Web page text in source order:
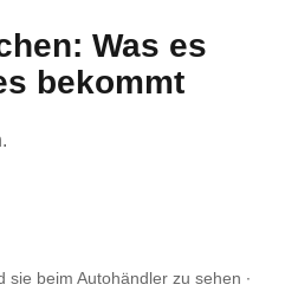
Was es
bekommt
sie beim Autohändler zu sehen